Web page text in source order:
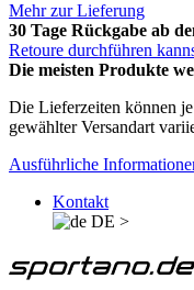
Mehr zur Lieferung
30 Tage Rückgabe ab
Retoure durchführen
Die meisten Produkte
Die Lieferzeiten können
gewählter Versandart
Ausführliche
Kontakt
DE >